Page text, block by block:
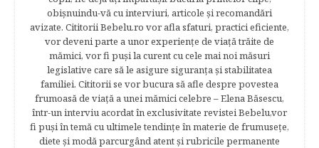
obişnuindu-vă cu interviuri, articole şi recomandări
avizate. Cititorii Bebelu.ro vor afla sfaturi, practici eficiente,
vor deveni parte a unor experienţe de viaţă trăite de
mămici, vor fi puşi la curent cu cele mai noi măsuri
legislative care să le asigure siguranţa şi stabilitatea
familiei. Cititorii se vor bucura să afle despre povestea
frumoasă de viață a unei mămici celebre – Elena Băsescu,
într-un interviu acordat în exclusivitate revistei Bebelu,vor
fi puşi în temă cu ultimele tendinţe în materie de frumuseţe,
diete şi modă parcurgând atent şi rubricile permanente